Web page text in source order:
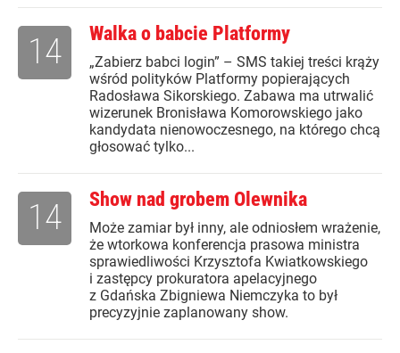
Walka o babcie Platformy
„Zabierz babci login” – SMS takiej treści krąży
wśród polityków Platformy popierających
Radosława Sikorskiego. Zabawa ma utrwalić
wizerunek Bronisława Komorowskiego jako
kandydata nienowoczesnego, na którego chcą
głosować tylko...
14
Show nad grobem Olewnika
Może zamiar był inny, ale odniosłem wrażenie,
że wtorkowa konferencja prasowa ministra
sprawiedliwości Krzysztofa Kwiatkowskiego
i zastępcy prokuratora apelacyjnego
z Gdańska Zbigniewa Niemczyka to był
precyzyjnie zaplanowany show.
14